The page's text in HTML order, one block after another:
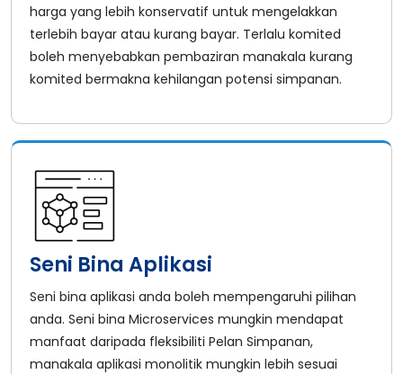
harga yang lebih konservatif untuk mengelakkan
terlebih bayar atau kurang bayar. Terlalu komited
boleh menyebabkan pembaziran manakala kurang
komited bermakna kehilangan potensi simpanan.
Seni Bina Aplikasi
Seni bina aplikasi anda boleh mempengaruhi pilihan
anda. Seni bina Microservices mungkin mendapat
manfaat daripada fleksibiliti Pelan Simpanan,
manakala aplikasi monolitik mungkin lebih sesuai